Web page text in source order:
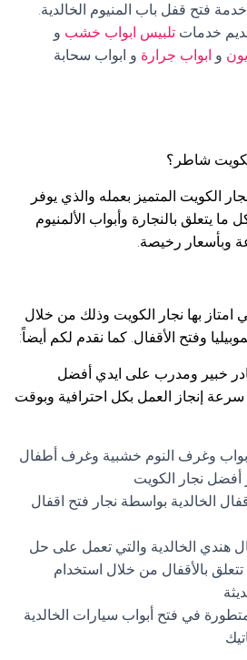
فتح قفل باب المنيوم الخالدية.
خدمات تلبيس ابواب خشب و
و ابواب جرارة و ابواب سحابة
شاطر؟
الكويت المتميز بعمله والذي يوفر
يتعلق بالنجارة وأبواب الألمنيوم
وبأسعار رخيصة.
امتاز بها نجار الكويت وذلك من خلال
وفتح الأقفال. كما نقدم لكم أيضاً:
خبير ومدرب على ايدي أفضل
إنجاز العمل بكل احترافية وبوقت
وغرف النوم خشبية وغرف أطفال
أفضل نجار الكويت
الخالدية بواسطة نجار فتح اقفال
هندي الخالدية والتي تعمل على حل
بالأقفال من خلال استخدام
في فتح أبواب سيارات الخالدية